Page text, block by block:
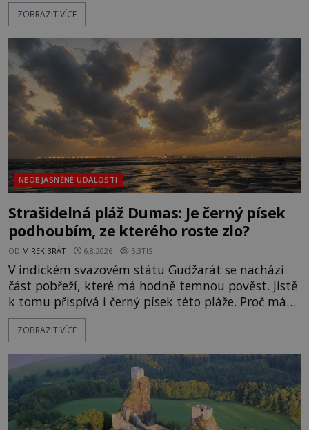
přeletu UFO. Podle záznamů vyzařuje takové
jen o nějaký optický klam, nebo se zde skutečně
právě vznáší mimozemská loď
ZOBRAZIT VÍCE
NEOBJASNĚNÉ UDÁLOSTI
Strašidelná pláž Dumas: Je černý písek
podhoubím, ze kterého roste zlo?
OD MIREK BRÁT 6.8.2026 5.3TIS
V indickém svazovém státu Gudžarát se nachází
část pobřeží, které má hodně temnou pověst. Jistě
k tomu přispívá i černý písek této pláže. Proč má
pláž takové netypické zbarvení? Nakolik jsou
pravdivé historky, že zde došlo k nevysvětlitelným
následovat. Vstupujeme na pláž Dumas ve městě
Surat. Gu
ZOBRAZIT VÍCE